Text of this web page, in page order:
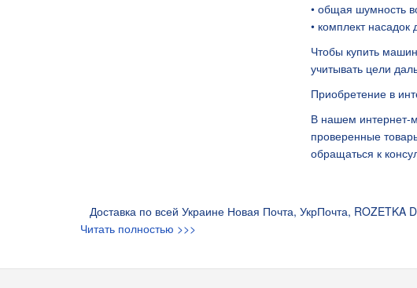
• общая шумность
• комплект насадок
Чтобы купить
учитывать цели
Приобретение в
В нашем интернет-
проверенные
обращаться к
Доставка по всей Украине Новая Почта, УкрПочта,
Читать полностью >>>